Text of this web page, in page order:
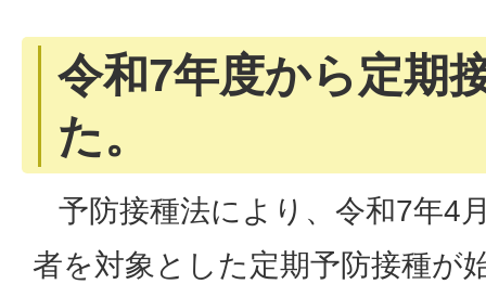
令和7年度から定期
た。
予防接種法により、令和7年4
者を対象とした定期予防接種が